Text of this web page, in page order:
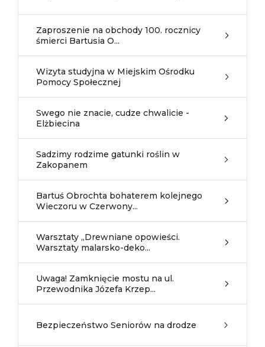
Zaproszenie na obchody 100. rocznicy
śmierci Bartusia O...
Wizyta studyjna w Miejskim Ośrodku
Pomocy Społecznej
Swego nie znacie, cudze chwalicie -
Elżbiecina
Sadzimy rodzime gatunki roślin w
Zakopanem
Bartuś Obrochta bohaterem kolejnego
Wieczoru w Czerwony...
Warsztaty „Drewniane opowieści.
Warsztaty malarsko-deko...
Uwaga! Zamknięcie mostu na ul.
Przewodnika Józefa Krzep...
Bezpieczeństwo Seniorów na drodze